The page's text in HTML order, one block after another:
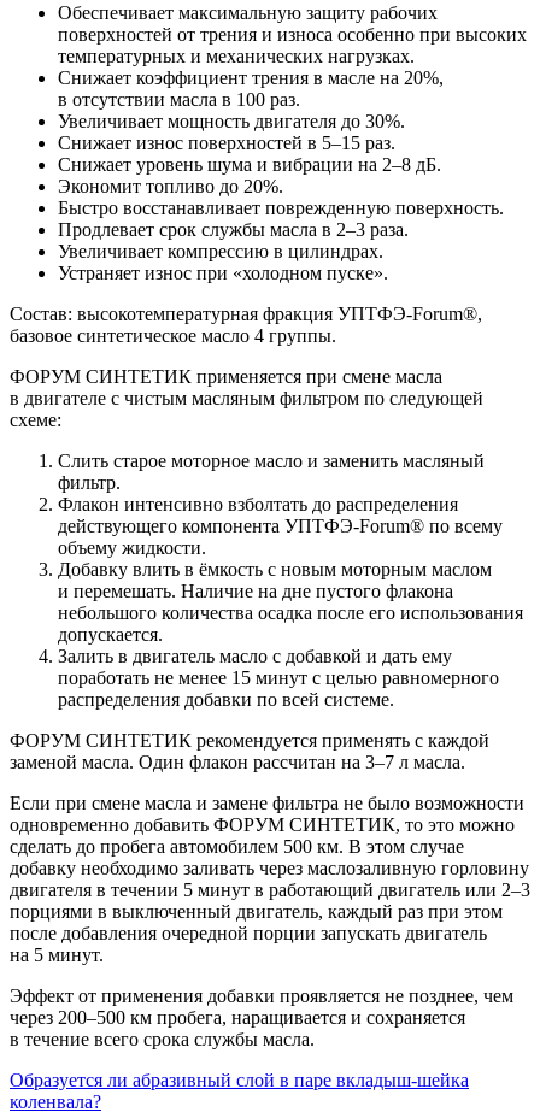
Обеспечивает максимальную защиту рабочих
поверхностей от трения и износа особенно при высоких
температурных и механических нагрузках.
Снижает коэффициент трения в масле на 20%,
в отсутствии масла в 100 раз.
Увеличивает мощность двигателя до 30%.
Снижает износ поверхностей в 5–15 раз.
Снижает уровень шума и вибрации на 2–8 дБ.
Экономит топливо до 20%.
Быстро восстанавливает поврежденную поверхность.
Продлевает срок службы масла в 2–3 раза.
Увеличивает компрессию в цилиндрах.
Устраняет износ при «холодном пуске».
Состав: высокотемпературная фракция УПТФЭ-Forum®,
базовое синтетическое масло 4 группы.
ФОРУМ СИНТЕТИК применяется при смене масла
в двигателе с чистым масляным фильтром по следующей
схеме:
Слить старое моторное масло и заменить масляный
фильтр.
Флакон интенсивно взболтать до распределения
действующего компонента УПТФЭ-Forum® по всему
объему жидкости.
Добавку влить в ёмкость с новым моторным маслом
и перемешать. Наличие на дне пустого флакона
небольшого количества осадка после его использования
допускается.
Залить в двигатель масло с добавкой и дать ему
поработать не менее 15 минут с целью равномерного
распределения добавки по всей системе.
ФОРУМ СИНТЕТИК рекомендуется применять с каждой
заменой масла. Один флакон рассчитан на 3–7 л масла.
Если при смене масла и замене фильтра не было возможности
одновременно добавить ФОРУМ СИНТЕТИК, то это можно
сделать до пробега автомобилем 500 км. В этом случае
добавку необходимо заливать через маслозаливную горловину
двигателя в течении 5 минут в работающий двигатель или 2–3
порциями в выключенный двигатель, каждый раз при этом
после добавления очередной порции запускать двигатель
на 5 минут.
Эффект от применения добавки проявляется не позднее, чем
через 200–500 км пробега, наращивается и сохраняется
в течение всего срока службы масла.
Образуется ли абразивный слой в паре вкладыш-шейка
коленвала?